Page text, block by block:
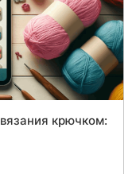
крючком: